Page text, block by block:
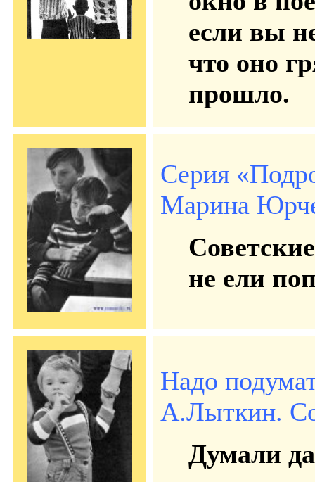
если вы
что оно
прошло.
Серия
Марина
не ели
Надо
А.Лыткин.
Думали